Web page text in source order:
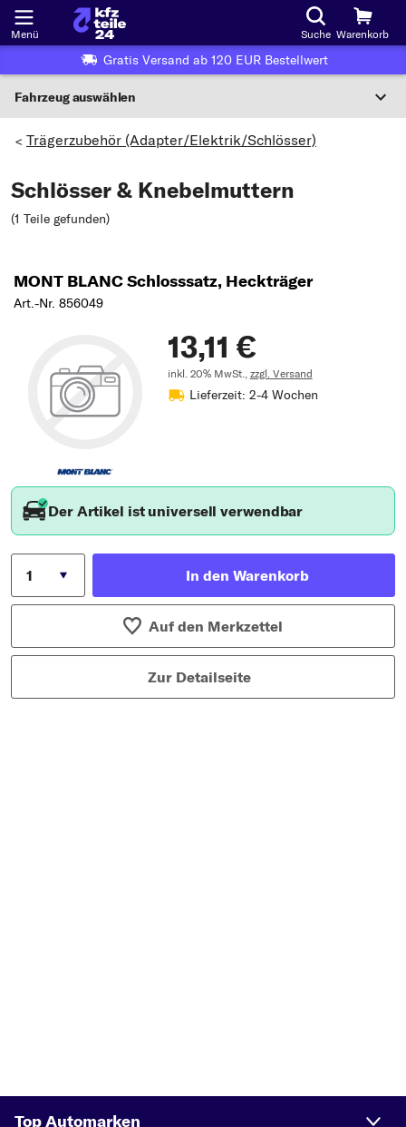
Menü Suche Warenkorb
Gratis Versand ab 120 EUR Bestellwert
Fahrzeug auswählen
Nationaler Code
Wo finde ich die?
Oder Fahrzeugauswahl nach Kriterien:
Modell wählen
Typ wählen
> Trägerzubehör (Adapter/Elektrik/Schlösser)
Schlösser & Knebelmuttern
(1 Teile gefunden)
MONT BLANC Schlosssatz, Heckträger
Art.-Nr. 856049
13,11 €
inkl. 20% MwSt., zzgl. Versand
Lieferzeit: 2-4 Wochen
Der Artikel ist universell verwendbar
In den Warenkorb
Auf den Merkzettel
Zur Detailseite
Top Automarken